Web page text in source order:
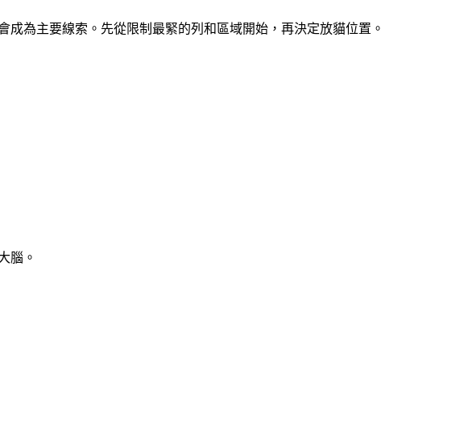
成為主要線索。先從限制最緊的列和區域開始，再決定放貓位置。
腦。